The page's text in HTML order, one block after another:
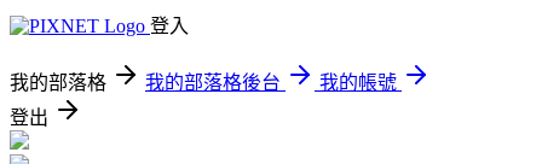
登入
我的部落格 我的部落格後台
我的帳號
登出